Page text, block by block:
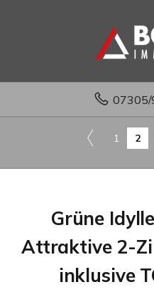
1 2
Grüne
Attraktive 2-
inklusive